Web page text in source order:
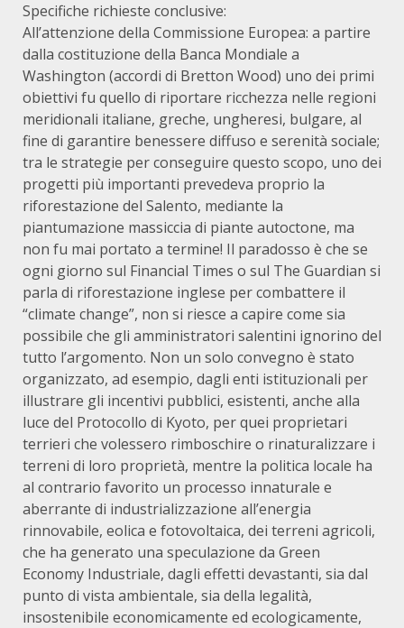
Specifiche richieste conclusive:
All’attenzione della Commissione Europea: a partire
dalla costituzione della Banca Mondiale a
Washington (accordi di Bretton Wood) uno dei primi
obiettivi fu quello di riportare ricchezza nelle regioni
meridionali italiane, greche, ungheresi, bulgare, al
fine di garantire benessere diffuso e serenità sociale;
tra le strategie per conseguire questo scopo, uno dei
progetti più importanti prevedeva proprio la
riforestazione del Salento, mediante la
piantumazione massiccia di piante autoctone, ma
non fu mai portato a termine! Il paradosso è che se
ogni giorno sul Financial Times o sul The Guardian si
parla di riforestazione inglese per combattere il
“climate change”, non si riesce a capire come sia
possibile che gli amministratori salentini ignorino del
tutto l’argomento. Non un solo convegno è stato
organizzato, ad esempio, dagli enti istituzionali per
illustrare gli incentivi pubblici, esistenti, anche alla
luce del Protocollo di Kyoto, per quei proprietari
terrieri che volessero rimboschire o rinaturalizzare i
terreni di loro proprietà, mentre la politica locale ha
al contrario favorito un processo innaturale e
aberrante di industrializzazione all’energia
rinnovabile, eolica e fotovoltaica, dei terreni agricoli,
che ha generato una speculazione da Green
Economy Industriale, dagli effetti devastanti, sia dal
punto di vista ambientale, sia della legalità,
insostenibile economicamente ed ecologicamente,